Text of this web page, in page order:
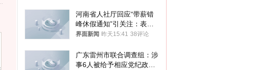
河南省人社厅回应“带薪错
峰休假通知”引关注：表述
不够准确，待修改后印发
界面新闻 昨天15:41 38评论
广东雷州市联合调查组：涉
事6人被给予相应党纪政务